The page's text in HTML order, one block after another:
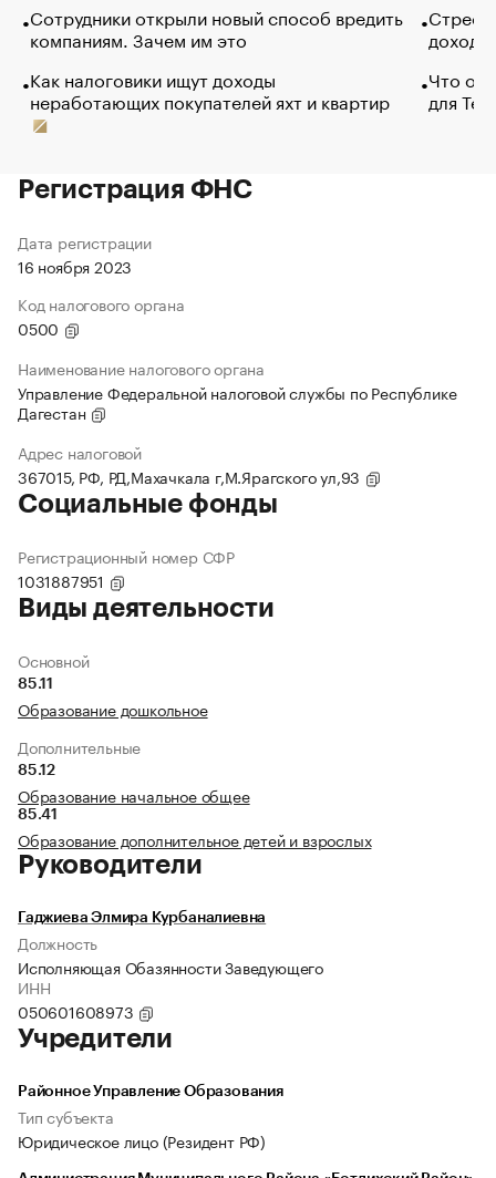
Сотрудники открыли новый способ вредить
компаниям. Зачем им это
Как налоговики ищут доходы
неработающих покупателей яхт и квартир
Что
для
Регистрация ФНС
Дата регистрации
16 ноября 2023
Код налогового органа
0500
Наименование налогового органа
Управление Федеральной налоговой службы по Республике
Дагестан
Адрес налоговой
367015, РФ, РД,Махачкала г,М.Ярагского ул,93
Социальные фонды
Регистрационный номер СФР
1031887951
Виды деятельности
Основной
85.11
Образование дошкольное
Дополнительные
85.12
Образование начальное общее
85.41
Образование дополнительное детей и взрослых
Руководители
Гаджиева Элмира Курбаналиевна
Должность
Исполняющая Обазянности Заведующего
ИНН
050601608973
Учредители
Районное Управление Образования
Тип субъекта
Юридическое лицо (Резидент РФ)